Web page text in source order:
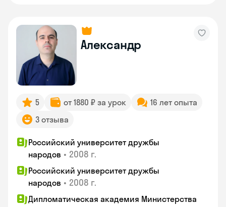
Александр
5 от 1880 ₽ за урок
16 лет опыта
3 отзыва
Российский университет дружбы
народов • 2008 г.
Российский университет дружбы
народов • 2008 г.
Дипломатическая академия Министерства